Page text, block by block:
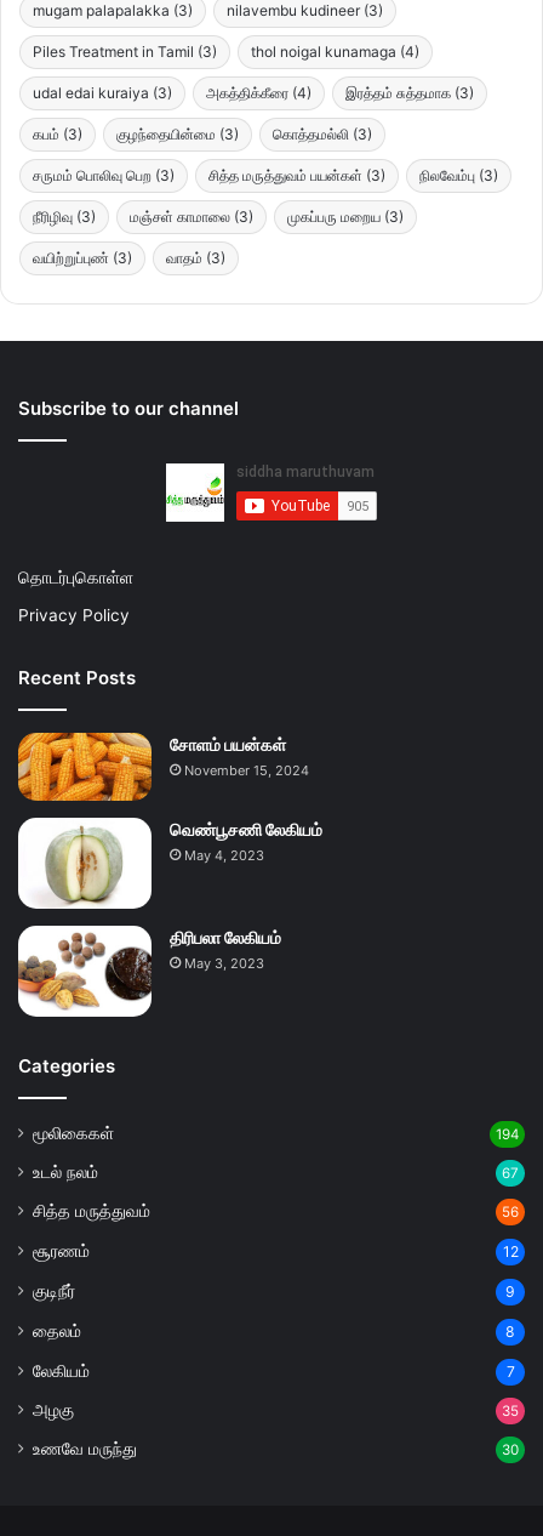
mugam palapalakka (3) nilavembu kudineer (3)
Piles Treatment in Tamil (3) thol noigal kunamaga (4)
udal edai kuraiya (3) அகத்திக்கீரை (4) இரத்தம் சுத்தமாக (3)
கபம் (3) குழந்தையின்மை (3) கொத்தமல்லி (3)
சருமம் பொலிவு பெற (3) சித்த மருத்துவம் பயன்கள் (3) நிலவேம்பு (3)
நீரிழிவு (3) மஞ்சள் காமாலை (3) முகப்பரு மறைய (3)
வயிற்றுப்புண் (3) வாதம் (3)
Subscribe to our channel
தொடர்புகொள்ள
Privacy Policy
Recent Posts
சோளம் பயன்கள்
November 15, 2024
வெண்பூசணி லேகியம்
May 4, 2023
திரிபலா லேகியம்
May 3, 2023
Categories
மூலிகைகள் 194
உடல் நலம் 67
சித்த மருத்துவம் 56
சூரணம் 12
குடிநீர் 9
தைலம் 8
லேகியம் 7
அழகு 35
உணவே மருந்து 30